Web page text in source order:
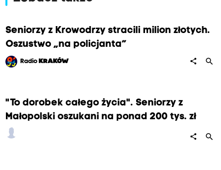
Seniorzy z Krowodrzy stracili milion złotych.
Oszustwo „na policjanta”
Radio KRAKÓW share search
"To dorobek całego życia". Seniorzy z
Małopolski oszukani na ponad 200 tys. zł
share search